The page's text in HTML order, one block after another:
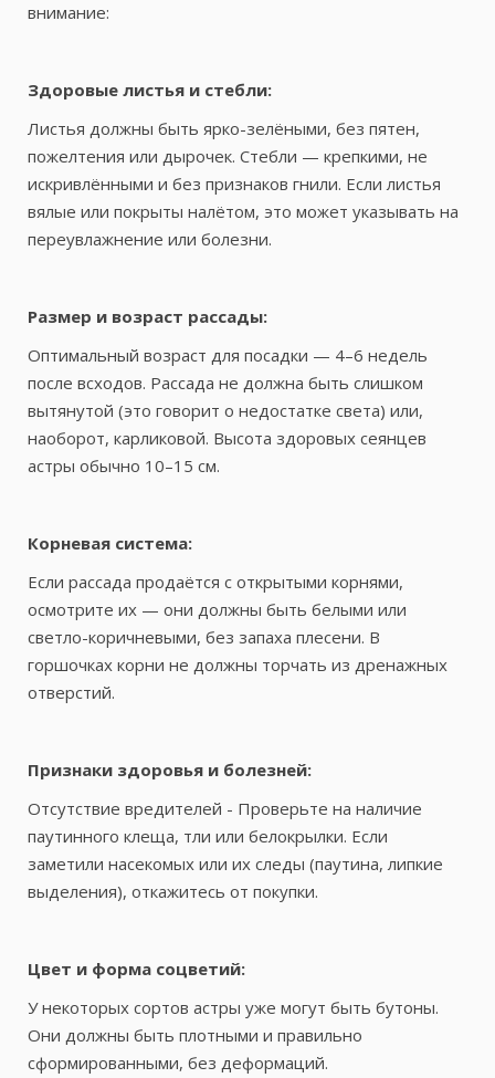
внимание:
Здоровые листья и стебли:
Листья должны быть ярко-зелёными, без пятен,
пожелтения или дырочек. Стебли — крепкими, не
искривлёнными и без признаков гнили. Если листья
вялые или покрыты налётом, это может указывать на
переувлажнение или болезни.
Размер и возраст рассады:
Оптимальный возраст для посадки — 4–6 недель
после всходов. Рассада не должна быть слишком
вытянутой (это говорит о недостатке света) или,
наоборот, карликовой. Высота здоровых сеянцев
астры обычно 10–15 см.
Корневая система:
Если рассада продаётся с открытыми корнями,
осмотрите их — они должны быть белыми или
светло-коричневыми, без запаха плесени. В
горшочках корни не должны торчать из дренажных
отверстий.
Признаки здоровья и болезней:
Отсутствие вредителей - Проверьте на наличие
паутинного клеща, тли или белокрылки. Если
заметили насекомых или их следы (паутина, липкие
выделения), откажитесь от покупки.
Цвет и форма соцветий:
У некоторых сортов астры уже могут быть бутоны.
Они должны быть плотными и правильно
сформированными, без деформаций.